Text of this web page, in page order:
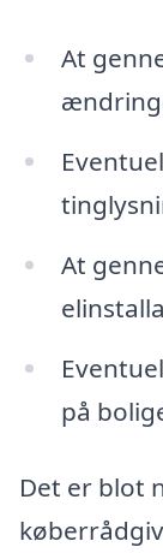
At
At
på
Det er blot